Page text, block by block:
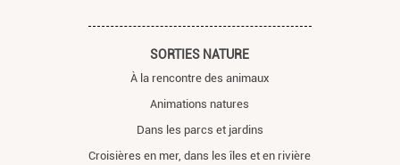
SORTIES NATURE
À la rencontre des animaux
Animations natures
Dans les parcs et jardins
Croisières en mer, dans les îles et en rivière